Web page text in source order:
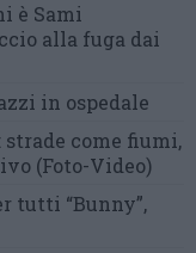
è Sami
alla fuga dai
in ospedale
strade come fiumi,
(Foto-Video)
tutti “Bunny”,